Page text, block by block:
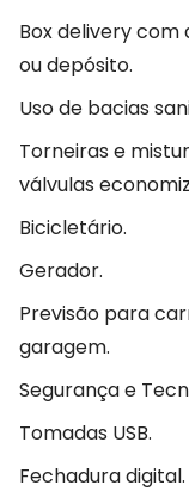
Box delivery com
ou depósito.
Uso de bacias
Torneiras e
válvulas
Bicicletário.
Gerador.
Previsão para
garagem.
Segurança e
Tomadas USB.
Fechadura digital.